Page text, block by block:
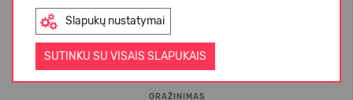
Slapukų nustatymai
SUTINKU SU VISAIS SLAPUKAIS
INFORMACIJA PIRKĖJUI
D.U.K.
GRĄŽINIMAS